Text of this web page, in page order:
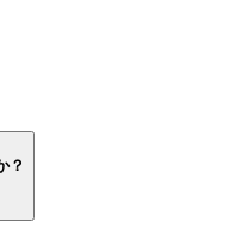
？